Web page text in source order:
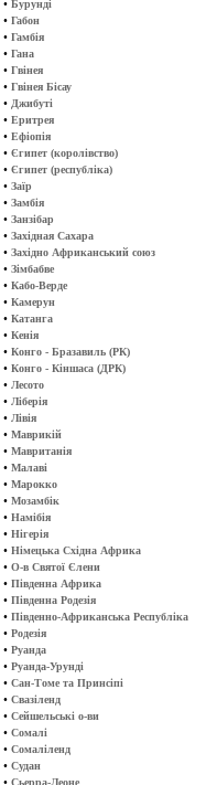
• Бурунді
• Габон
• Гамбія
• Гана
• Гвінея
• Гвінея Бісау
• Джибуті
• Еритрея
• Ефіопія
• Єгипет (королівство)
• Єгипет (республіка)
• Заїр
• Замбія
• Занзібар
• Західная Сахара
• Західно Африканський союз
• Зімбабве
• Кабо-Верде
• Камерун
• Катанга
• Кенія
• Конго - Бразавиль (РК)
• Конго - Кіншаса (ДРК)
• Лесото
• Ліберія
• Лівія
• Маврикій
• Мавританія
• Малаві
• Марокко
• Мозамбік
• Намібія
• Нігерія
• Німецька Східна Африка
• О-в Святої Єлени
• Південна Африка
• Південна Родезія
• Південно-Африканська Республіка
• Родезія
• Руанда
• Руанда-Урунді
• Сан-Томе та Принсіпі
• Свазіленд
• Сейшельські о-ви
• Сомалі
• Сомаліленд
• Судан
• Сьерра-Леоне